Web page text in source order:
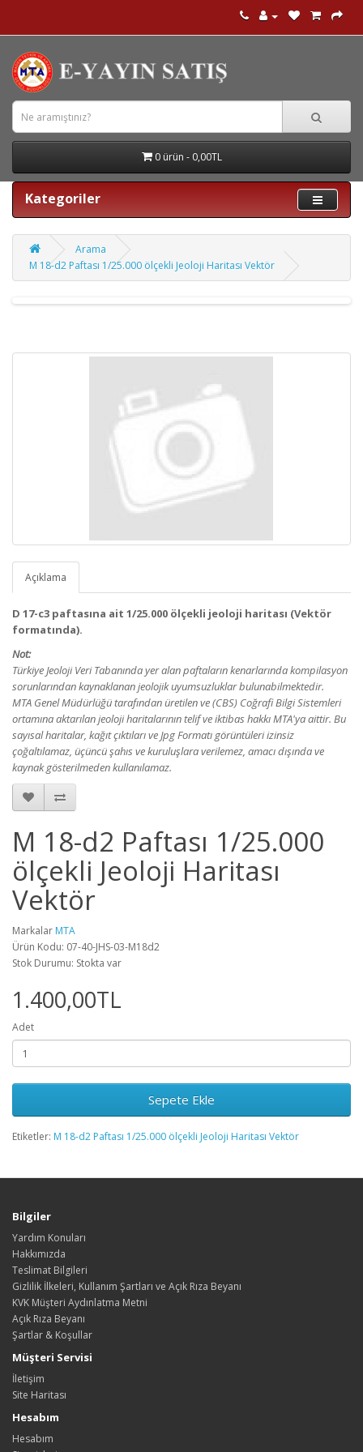
0 ürün - 0,00TL
Kategoriler
Arama
M 18-d2 Paftası 1/25.000 ölçekli Jeoloji Haritası Vektör
Açıklama
D 17-c3 paftasına ait 1/25.000 ölçekli jeoloji haritası (Vektör
formatında).
Not:
Türkiye Jeoloji Veri Tabanında yer alan paftaların kenarlarında kompilasyon
sorunlarından kaynaklanan jeolojik uyumsuzluklar bulunabilmektedir.
MTA Genel Müdürlüğü tarafından üretilen ve (CBS) Coğrafi Bilgi Sistemleri
ortamına aktarılan jeoloji haritalarının telif ve iktibas hakkı MTA'ya aittir. Bu
sayısal haritalar, kağıt çıktıları ve Jpg Formatı görüntüleri izinsiz
çoğaltılamaz, üçüncü şahıs ve kuruluşlara verilemez, amacı dışında ve
kaynak gösterilmeden kullanılamaz.
M 18-d2 Paftası 1/25.000
ölçekli Jeoloji Haritası
Vektör
Markalar MTA
Ürün Kodu: 07-40-JHS-03-M18d2
Stok Durumu: Stokta var
1.400,00TL
Adet
Sepete Ekle
Etiketler: M 18-d2 Paftası 1/25.000 ölçekli Jeoloji Haritası Vektör
Bilgiler
Yardım Konuları
Hakkımızda
Teslimat Bilgileri
Gizlilik İlkeleri, Kullanım Şartları ve Açık Rıza Beyanı
KVK Müşteri Aydınlatma Metni
Açık Rıza Beyanı
Şartlar & Koşullar
Müşteri Servisi
İletişim
Site Haritası
Hesabım
Hesabım